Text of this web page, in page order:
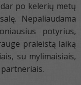
po kelerių metų
Nepaliaudama
potyrius,
praleistą laiką
su mylimaisiais,